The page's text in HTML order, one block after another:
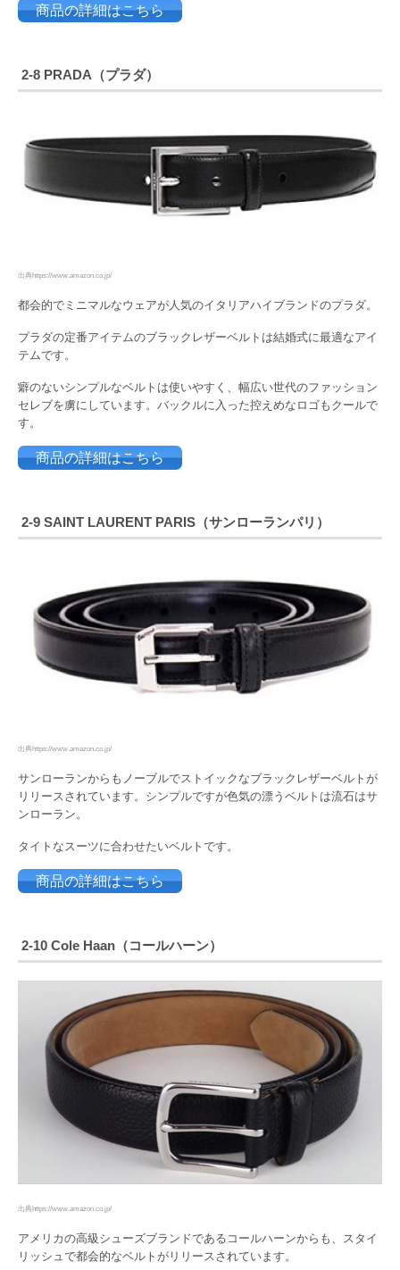
商品の詳細はこちら
2-8 PRADA（プラダ）
出典https://www.amazon.co.jp/
都会的でミニマルなウェアが人気のイタリアハイブランドのプラダ。
プラダの定番アイテムのブラックレザーベルトは結婚式に最適なアイ
テムです。
癖のないシンプルなベルトは使いやすく、幅広い世代のファッション
セレブを虜にしています。バックルに入った控えめなロゴもクールで
す。
商品の詳細はこちら
2-9 SAINT LAURENT PARIS（サンローランパリ）
出典https://www.amazon.co.jp/
サンローランからもノーブルでストイックなブラックレザーベルトが
リリースされています。シンプルですが色気の漂うベルトは流石はサ
ンローラン。
タイトなスーツに合わせたいベルトです。
商品の詳細はこちら
2-10 Cole Haan（コールハーン）
出典https://www.amazon.co.jp/
アメリカの高級シューズブランドであるコールハーンからも、スタイ
リッシュで都会的なベルトがリリースされています。